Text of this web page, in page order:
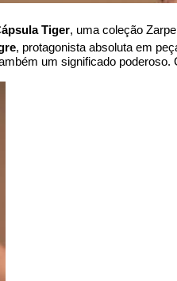
Tiger, uma coleção
, protagonista absoluta em
um significado poderoso.